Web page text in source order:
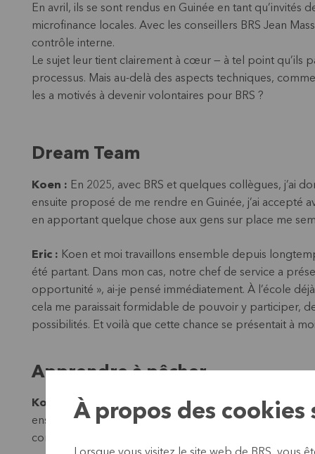
En avril, ils se sont rendus en Guinée en tant qu’invités
microfinance locales. Avec les conseillers BRS Jean
contrôle interne.
Le sujet leur tient clairement à cœur — à tel point qu’ils
processus. Mais au-delà des aspects techniques,
les a motivés à devenir volontaires pour BRS ?
Dream Team
Koen : En 2025, avec BRS et quelques collègues, j’ai
ensuite proposé de me rendre en Guinée, j’ai accepté
en apportant quelque chose aux gens sur place me
Eric : Koen et moi travaillons ensemble depuis
été partant. Dans mon cas, notre chef de service a
opportunité », ai-je pensé immédiatement. À l’école
cela me paraissait formidable de pouvoir y participer,
possibilités. Et voilà que cette chance se présentait à
Apprendre à pêcher
Koen :
La demande pour cette formation venait de
ensemble le contrôle interne d’un processus, afin
correspond parfaitement à l’idée qu’il ne faut pas
À propos des cookies